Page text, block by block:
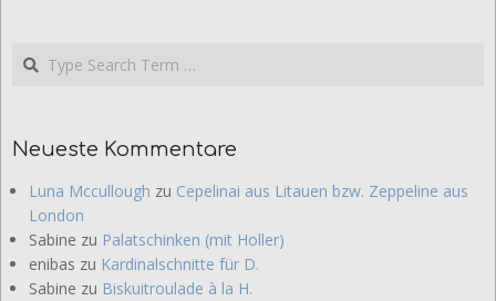
Search
Neueste Kommentare
Luna Mccullough zu Cepelinai aus Litauen bzw. Zeppeline aus
London
Sabine zu Palatschinken (mit Holler)
enibas zu Kardinalschnitte für D.
Sabine zu Biskuitroulade à la H.